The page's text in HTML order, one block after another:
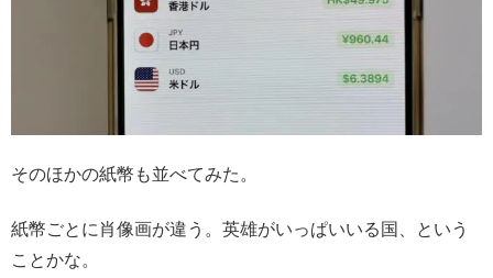
そのほかの紙幣も並べてみた。
紙幣ごとに肖像画が違う。英雄がいっぱいいる国、という
ことかな。